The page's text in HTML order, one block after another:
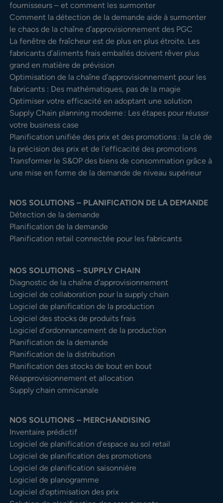
fournisseurs – et comment les surmonter
Comment la détection de la demande aide à surmonter
le chaos de la chaîne d’approvisionnement des PGC
La fenêtre de fraîcheur est de plus en plus étroite. Les
fabricants d’aliments frais emballés doivent rêver plus
grand en matière de prévision
Optimisation de la chaîne d’approvisionnement pour les
fabricants : Des mathématiques, pas de la magie
Optimiser votre efficacité en adoptant une solution
Supply Chain planning moderne : Les étapes pour réussir
votre business case
Planification unifiée des prix et des promotions : la clé de
la précision des prix et de l’efficacité des promotions
Transformer le S&OP des biens de consommation grâce à
une mise en forme de la demande de niveau supérieur
NOS SOLUTIONS – PLANIFICATION DE LA DEMANDE
Détection de la demande
Planification de la demande
Planification retail connectée pour les fabricants
NOS SOLUTIONS – SUPPLY CHAIN
Diagnostic de la chaîne d’approvisionnement
Logiciel de collaboration pour la supply chain
Logiciel de planification de la production
Logiciel des stocks de produits frais
Logiciel d’ordonnancement de la production
Planification de la demande
Planification de la distribution
Planification des stocks de bout en bout
Réapprovisionnement et allocation
Supply chain omnicanale
NOS SOLUTIONS – MERCHANDISING
Inventaire prédictif
Logiciel de planification d’espace au sol retail
Logiciel de planification des promotions
Logiciel de planification saisonnière
Logiciel de planogramme
Logiciel d’optimisation des prix